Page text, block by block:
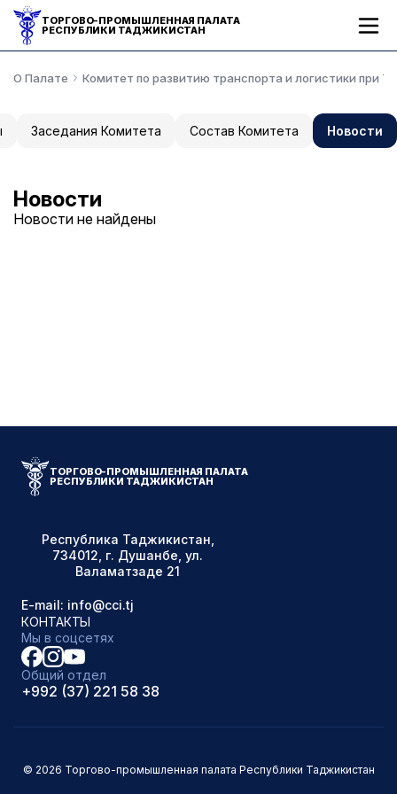
ТОРГОВО-ПРОМЫШЛЕННАЯ ПАЛАТА
РЕСПУБЛИКИ ТАДЖИКИСТАН
О Палате Комитет по развитию транспорта и логистики при
Заседания Комитета Состав Комитета Новости
Новости
Новости не найдены
ТОРГОВО-ПРОМЫШЛЕННАЯ ПАЛАТА
РЕСПУБЛИКИ ТАДЖИКИСТАН
Республика Таджикистан,
734012, г. Душанбе, ул.
Валаматзаде 21
E-mail: info@cci.tj
КОНТАКТЫ
Мы в соцсетях
Общий отдел
+992 (37) 221 58 38
© 2026 Торгово-промышленная палата Республики Таджикистан